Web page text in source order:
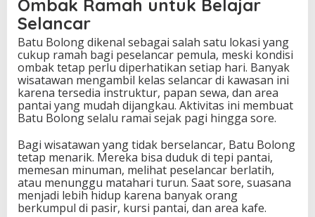
Ombak Ramah untuk Belajar
Selancar
Batu Bolong dikenal sebagai salah satu lokasi yang
cukup ramah bagi peselancar pemula, meski kondisi
ombak tetap perlu diperhatikan setiap hari. Banyak
wisatawan mengambil kelas selancar di kawasan ini
karena tersedia instruktur, papan sewa, dan area
pantai yang mudah dijangkau. Aktivitas ini membuat
Batu Bolong selalu ramai sejak pagi hingga sore.
Bagi wisatawan yang tidak berselancar, Batu Bolong
tetap menarik. Mereka bisa duduk di tepi pantai,
memesan minuman, melihat peselancar berlatih,
atau menunggu matahari turun. Saat sore, suasana
menjadi lebih hidup karena banyak orang
berkumpul di pasir, kursi pantai, dan area kafe.